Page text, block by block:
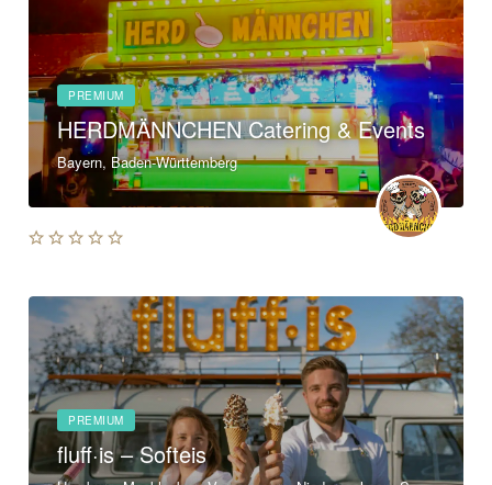
PREMIUM
HERDMÄNNCHEN Catering & Events
Bayern, Baden-Württemberg
PREMIUM
fluff·is – Softeis